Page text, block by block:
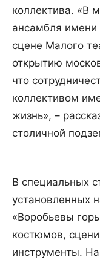
коллектива. «В
ансамбля имени
сцене Малого
открытию
что
коллективом
жизнь», –
столичной
В специальных
установленных
«Воробьевы
костюмов,
инструменты.